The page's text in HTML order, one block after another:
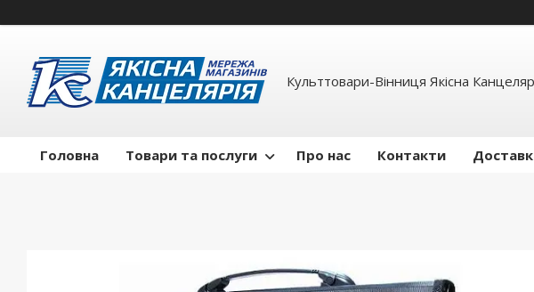
Культтовари-Вінниця Якісна
Головна Товари та послуги Про нас Контакти